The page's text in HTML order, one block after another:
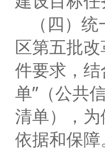
（四）
区第五批
件要求，
单”（公共
清单），
依据和保障